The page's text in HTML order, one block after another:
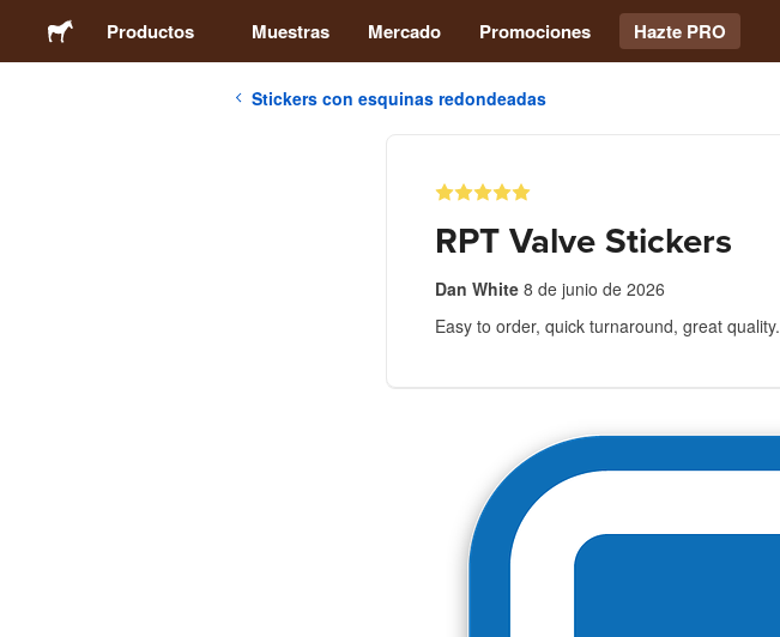
Productos Muestras Mercado Promociones Hazte PRO
Stickers con esquinas redondeadas
RPT Valve Stickers
Dan White 8 de junio de 2026
Easy to order, quick turnaround, great quality.